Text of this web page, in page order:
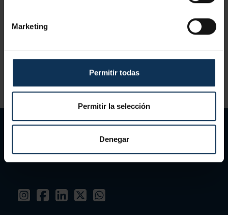
Marketing
Permitir todas
Permitir la selección
Denegar